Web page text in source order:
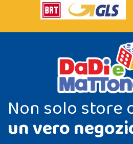
Non solo store
un vero